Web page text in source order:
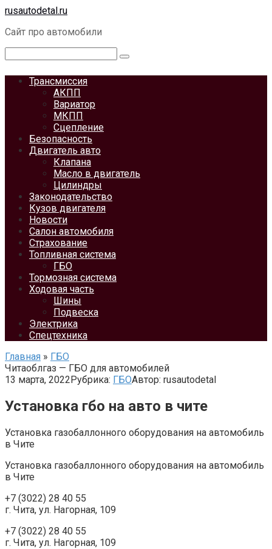
Перейти
контенту
rusautodetal.ru
Сайт про автомобили
Трансмиссия
АКПП
Вариатор
МКПП
Сцепление
Безопасность
Двигатель авто
Клапана
Масло в двигатель
Цилиндры
Законодательство
Кузов двигателя
Новости
Салон автомобиля
Страхование
Топливная система
ГБО
Тормозная система
Ходовая часть
Шины
Подвеска
Электрика
Спецтехника
Главная » ГБО
Читаoблгаз — ГБО для автомобилей
13 марта, 2022Рубрика: ГБОАвтор: rusautodetal
Установка гбо на авто в чите
Установка газобаллонного оборудования на автомобиль
в Чите
Установка газобаллонного оборудования на автомобиль
в Чите
+7 (3022) 28 40 55
г. Чита, ул. Нагорная, 109
+7 (3022) 28 40 55
г. Чита, ул. Нагорная, 109